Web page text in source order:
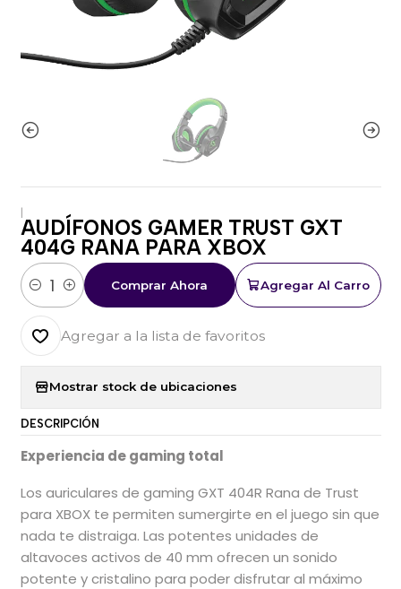
|
AUDÍFONOS GAMER TRUST GXT
404G RANA PARA XBOX
Cantidad
Agregar Al Carro
Comprar Ahora
Agregar a la lista de favoritos
Mostrar stock de ubicaciones
DESCRIPCIÓN
Experiencia de gaming total
Los auriculares de gaming GXT 404R Rana de Trust
para XBOX te permiten sumergirte en el juego sin que
nada te distraiga. Las potentes unidades de
altavoces activos de 40 mm ofrecen un sonido
potente y cristalino para poder disfrutar al máximo